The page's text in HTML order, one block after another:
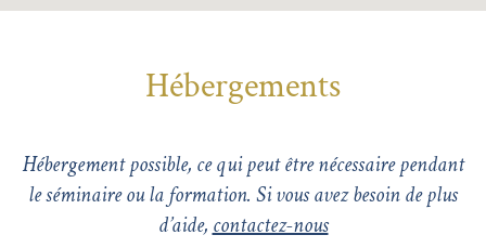
Hébergements
Hébergement possible, ce qui peut être nécessaire pendant
le séminaire ou la formation. Si vous avez besoin de plus
d’aide, contactez-nous